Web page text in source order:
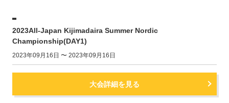
2023All-Japan Kijimadaira Summer Nordic
Championship(DAY1)
2023年09月16日 〜 2023年09月16日
大会詳細を見る